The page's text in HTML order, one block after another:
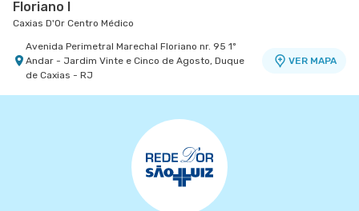
Floriano I
Caxias D'Or Centro Médico
Avenida Perimetral Marechal Floriano nr. 95 1º
Andar - Jardim Vinte e Cinco de Agosto, Duque
de Caxias - RJ
VER MAPA